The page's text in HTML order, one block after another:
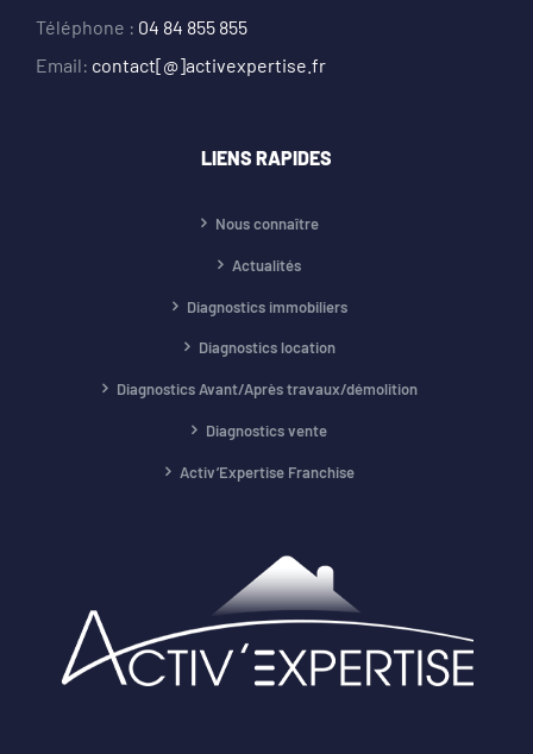
Téléphone : 04 84 855 855
Email: contact[@]activexpertise.fr
LIENS RAPIDES
Nous connaître
Actualités
Diagnostics immobiliers
Diagnostics location
Diagnostics Avant/Après travaux/démolition
Diagnostics vente
Activ’Expertise Franchise